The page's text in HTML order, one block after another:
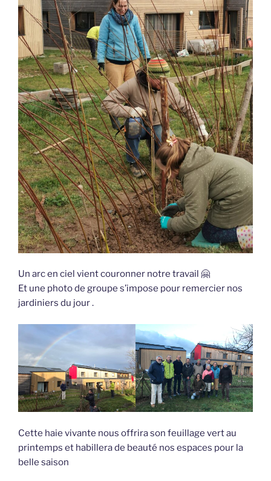
Un arc en ciel vient couronner notre travail 🤗
Et une photo de groupe s’impose pour remercier nos
jardiniers du jour .
Cette haie vivante nous offrira son feuillage vert au
printemps et habillera de beauté nos espaces pour la
belle saison